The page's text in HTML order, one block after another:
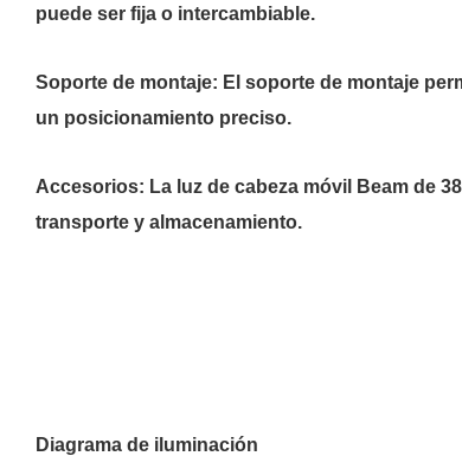
puede ser fija o intercambiable.
Soporte de montaje: El soporte de montaje
un posicionamiento preciso.
Accesorios: La luz de cabeza móvil Beam de
transporte y almacenamiento.
Diagrama de iluminación